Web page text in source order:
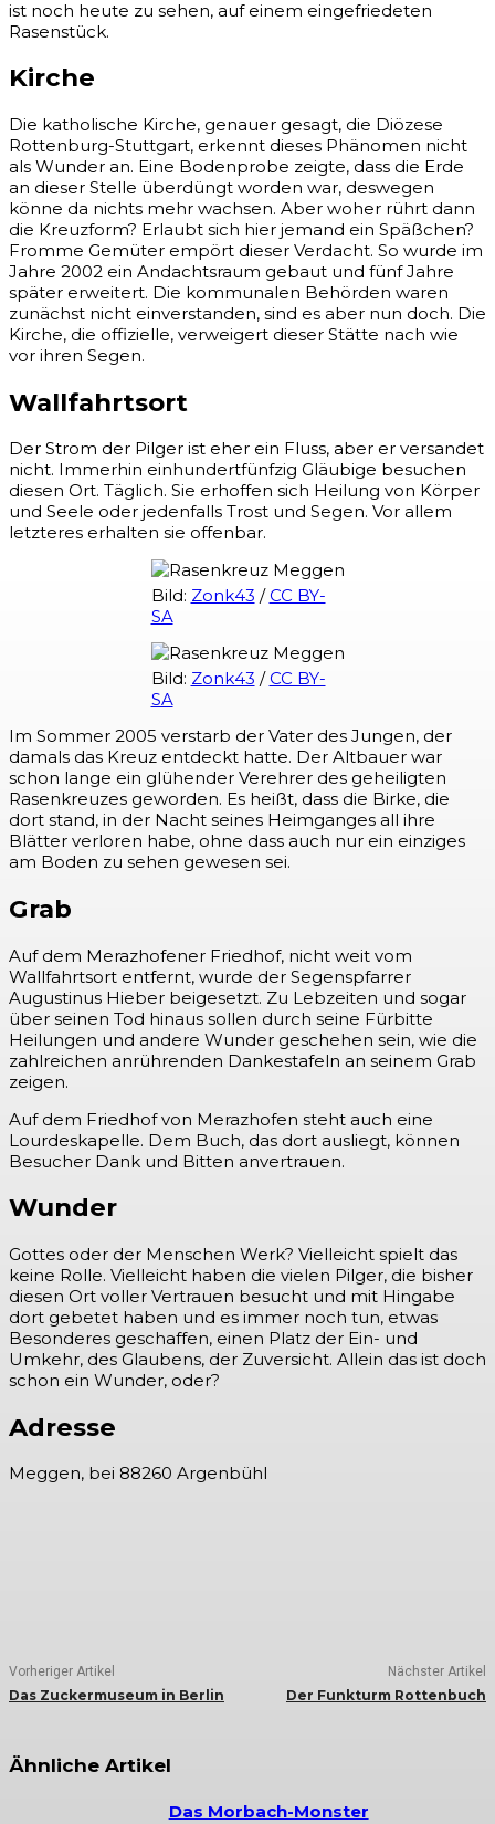
ist noch heute zu sehen, auf einem eingefriedeten
Rasenstück.
Kirche
Die katholische Kirche, genauer gesagt, die Diözese
Rottenburg-Stuttgart, erkennt dieses Phänomen nicht
als Wunder an. Eine Bodenprobe zeigte, dass die Erde
an dieser Stelle überdüngt worden war, deswegen
könne da nichts mehr wachsen. Aber woher rührt dann
die Kreuzform? Erlaubt sich hier jemand ein Späßchen?
Fromme Gemüter empört dieser Verdacht. So wurde im
Jahre 2002 ein Andachtsraum gebaut und fünf Jahre
später erweitert. Die kommunalen Behörden waren
zunächst nicht einverstanden, sind es aber nun doch. Die
Kirche, die offizielle, verweigert dieser Stätte nach wie
vor ihren Segen.
Wallfahrtsort
Der Strom der Pilger ist eher ein Fluss, aber er versandet
nicht. Immerhin einhundertfünfzig Gläubige besuchen
diesen Ort. Täglich. Sie erhoffen sich Heilung von Körper
und Seele oder jedenfalls Trost und Segen. Vor allem
letzteres erhalten sie offenbar.
Bild: Zonk43 /CC BY-
SA
Bild: Zonk43 /CC BY-
SA
Im Sommer 2005 verstarb der Vater des Jungen, der
damals das Kreuz entdeckt hatte. Der Altbauer war
schon lange ein glühender Verehrer des geheiligten
Rasenkreuzes geworden. Es heißt, dass die Birke, die
dort stand, in der Nacht seines Heimganges all ihre
Blätter verloren habe, ohne dass auch nur ein einziges
am Boden zu sehen gewesen sei.
Grab
Auf dem Merazhofener Friedhof, nicht weit vom
Wallfahrtsort entfernt, wurde der Segenspfarrer
Augustinus Hieber beigesetzt. Zu Lebzeiten und sogar
über seinen Tod hinaus sollen durch seine Fürbitte
Heilungen und andere Wunder geschehen sein, wie die
zahlreichen anrührenden Dankestafeln an seinem Grab
zeigen.
Auf dem Friedhof von Merazhofen steht auch eine
Lourdeskapelle. Dem Buch, das dort ausliegt, können
Besucher Dank und Bitten anvertrauen.
Wunder
Gottes oder der Menschen Werk? Vielleicht spielt das
keine Rolle. Vielleicht haben die vielen Pilger, die bisher
diesen Ort voller Vertrauen besucht und mit Hingabe
dort gebetet haben und es immer noch tun, etwas
Besonderes geschaffen, einen Platz der Ein- und
Umkehr, des Glaubens, der Zuversicht. Allein das ist doch
schon ein Wunder, oder?
Adresse
Meggen, bei 88260 Argenbühl
Vorheriger Artikel
Das Zuckermuseum in Berlin
Nächster Artikel
Der Funkturm Rottenbuch
Ähnliche Artikel
Das Morbach-Monster